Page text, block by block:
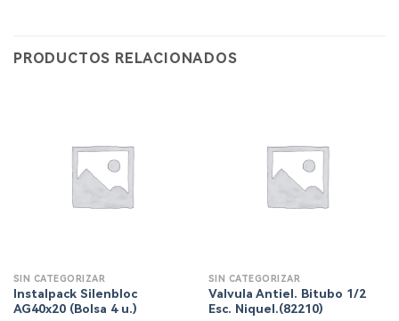
PRODUCTOS RELACIONADOS
SIN CATEGORIZAR
Instalpack Silenbloc
AG40x20 (Bolsa 4 u.)
SIN CATEGORIZAR
Valvula Antiel. Bitubo 1/2
Esc. Niquel.(82210)